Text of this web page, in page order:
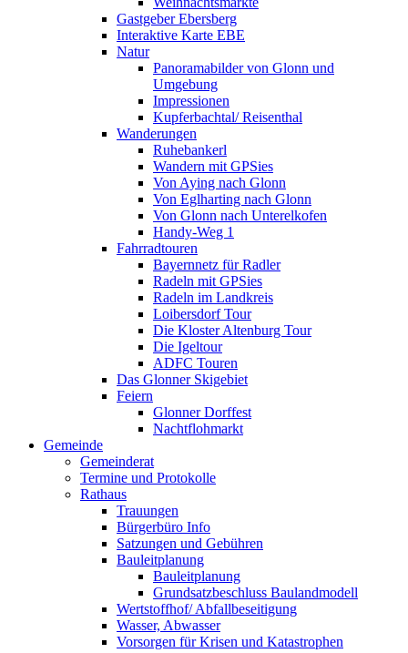
Gastgeber Ebersberg
Interaktive Karte EBE
Natur
Panoramabilder von Glonn und
Umgebung
Impressionen
Kupferbachtal/ Reisenthal
Wanderungen
Ruhebankerl
Wandern mit GPSies
Von Aying nach Glonn
Von Eglharting nach Glonn
Von Glonn nach Unterelkofen
Handy-Weg 1
Fahrradtouren
Bayernnetz für Radler
Radeln mit GPSies
Radeln im Landkreis
Loibersdorf Tour
Die Kloster Altenburg Tour
Die Igeltour
ADFC Touren
Das Glonner Skigebiet
Feiern
Glonner Dorffest
Nachtflohmarkt
Gemeinde
Gemeinderat
Termine und Protokolle
Rathaus
Trauungen
Bürgerbüro Info
Satzungen und Gebühren
Bauleitplanung
Bauleitplanung
Grundsatzbeschluss Baulandmodell
Wertstoffhof/ Abfallbeseitigung
Wasser, Abwasser
Vorsorgen für Krisen und Katastrophen